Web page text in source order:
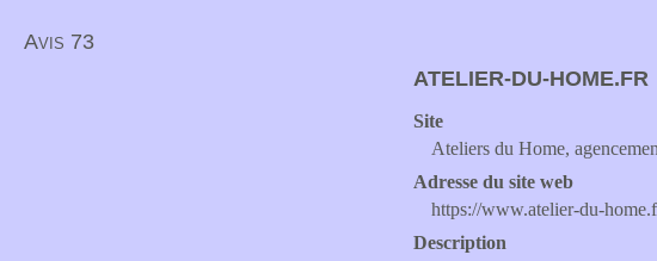
Avis 73
ATELIER-DU-HOME.FR
Site
Ateliers du Home,
Adresse du site web
https://www.atelier-du-
Description